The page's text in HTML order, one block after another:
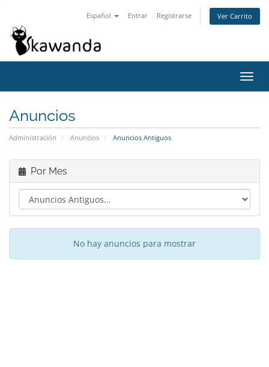
Español Entrar Registrarse Ver Carrito
Anuncios
Administración Anuncios Anuncios Antiguos
Por Mes
No hay anuncios para mostrar